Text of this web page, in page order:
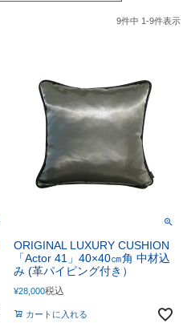
ルームコーディネーション
9件中 1 -9件表示
ORIGINAL LUXURY CUSHION
「Actor 41」40×40㎝角 中材込
み (革パイピング付き）
¥28,000税込
カートに入れる